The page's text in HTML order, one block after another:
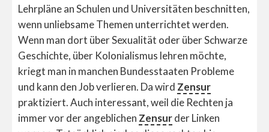
Lehrpläne an Schulen und Universitäten beschnitten,
wenn unliebsame Themen unterrichtet werden.
Wenn man dort über Sexualität oder über Schwarze
Geschichte, über Kolonialismus lehren möchte,
kriegt man in manchen Bundesstaaten Probleme
und kann den Job verlieren. Da wird Zensur
praktiziert. Auch interessant, weil die Rechten ja
immer vor der angeblichen Zensurder Linken